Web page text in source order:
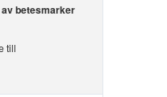
betesmarker
till